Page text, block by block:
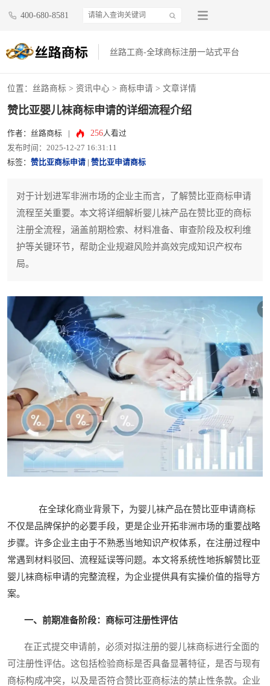
400-680-8581
丝路工商-全球商标注册一站式平台
位置： 丝路商标 > 资讯中心 > 商标申请 > 文章详情
赞比亚婴儿袜商标申请的详细流程介绍
作者：丝路商标 256人看过
发布时间：2025-12-27 16:31:11
标签： 赞比亚商标申请 赞比亚申请商标
对于计划进军非洲市场的企业主而言，了解赞比亚商标申请
流程至关重要。本文将详细解析婴儿袜产品在赞比亚的商标
注册全流程，涵盖前期检索、材料准备、审查阶段及权利维
护等关键环节，帮助企业规避风险并高效完成知识产权布
局。
在全球化商业背景下，为婴儿袜产品在赞比亚申请商标
不仅是品牌保护的必要手段，更是企业开拓非洲市场的重要战略
步骤。许多企业主由于不熟悉当地知识产权体系，在注册过程中
常遇到材料驳回、流程延误等问题。本文将系统性地拆解赞比亚
婴儿袜商标申请的完整流程，为企业提供具有实操价值的指导方
案。
一、前期准备阶段：商标可注册性评估
在正式提交申请前，必须对拟注册的婴儿袜商标进行全面的
可注册性评估。这包括检验商标是否具备显著特征，是否与现有
商标构成冲突，以及是否符合赞比亚商标法的禁止性条款。企业